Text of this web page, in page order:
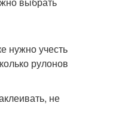
нужно учесть
рулонов
не